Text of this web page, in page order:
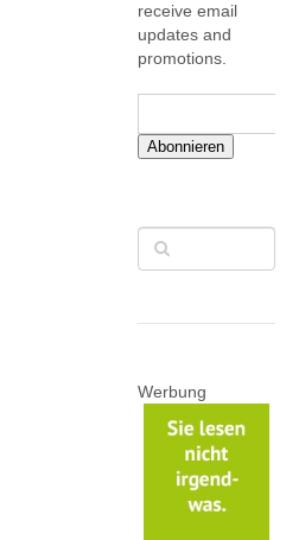
receive email
updates and
promotions.
Abonnieren
Werbung